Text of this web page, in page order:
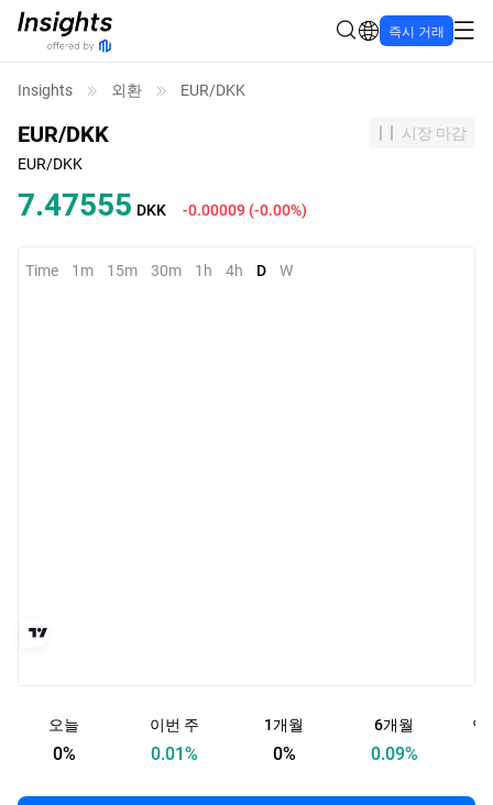
즉시 거래
Insights 외환 EUR/DKK
EUR/DKK
시장 마감
EUR/DKK
7.47555 DKK -0.00009 (-0.00%)
Time 1m 15m 30m 1h 4h D W
오늘
0%
이번 주
0.01%
1개월
0%
6개월
0.09%
연